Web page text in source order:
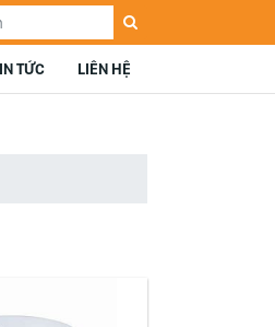
TỨC LIÊN HỆ